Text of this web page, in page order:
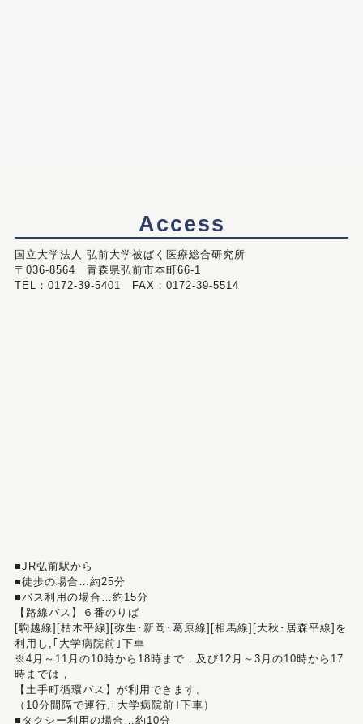
Access
国立大学法人 弘前大学被ばく医療総合研究所
〒036-8564 青森県弘前市本町66-1
TEL：0172-39-5401 FAX：0172-39-5514
■JR弘前駅から
■徒歩の場合…約25分
■バス利用の場合…約15分
【路線バス】６番のりば
[駒越線][枯木平線][弥生･新岡･葛原線][相馬線][大秋･居森平線]を
利用し,｢大学病院前｣下車
※4月～11月の10時から18時まで，及び12月～3月の10時から17
時までは，
【土手町循環バス】が利用できます。
（10分間隔で運行,｢大学病院前｣下車）
■タクシー利用の場合…約10分